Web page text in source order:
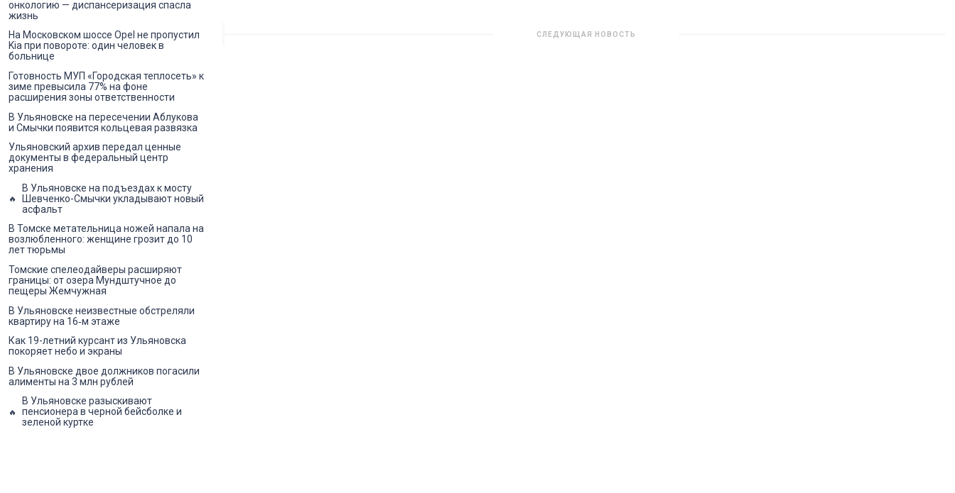
онкологию — диспансеризация спасла
жизнь
На Московском шоссе Opel не пропустил
Kia при повороте: один человек в
больнице
Готовность МУП «Городская теплосеть» к
зиме превысила 77% на фоне
расширения зоны ответственности
В Ульяновске на пересечении Аблукова
и Смычки появится кольцевая развязка
Ульяновский архив передал ценные
документы в федеральный центр
хранения
В Ульяновске на подъездах к мосту
Шевченко-Смычки укладывают новый
асфальт
В Томске метательница ножей напала на
возлюбленного: женщине грозит до 10
лет тюрьмы
Томские спелеодайверы расширяют
границы: от озера Мундштучное до
пещеры Жемчужная
В Ульяновске неизвестные обстреляли
квартиру на 16‑м этаже
Как 19-летний курсант из Ульяновска
покоряет небо и экраны
В Ульяновске двое должников погасили
алименты на 3 млн рублей
В Ульяновске разыскивают
пенсионера в черной бейсболке и
зеленой куртке